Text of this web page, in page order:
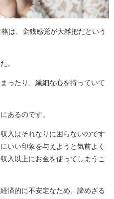
は、金銭感覚が大雑把だという
。
ったり、繊細な心を持っていて
あるのです。
入はそれなりに困らないのです
いい印象を与えようと気前よく
入以上にお金を使ってしまうこ
済的に不安定なため、諦めざる